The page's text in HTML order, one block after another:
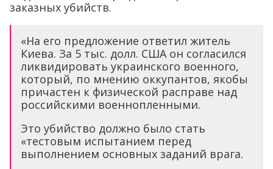
заказных убийств.
«На его предложение ответил житель
Киева. За 5 тыс. долл. США он согласился
ликвидировать украинского военного,
который, по мнению оккупантов, якобы
причастен к физической расправе над
российскими военнопленными.
Это убийство должно было стать
«тестовым испытанием перед
выполнением основных заданий врага.